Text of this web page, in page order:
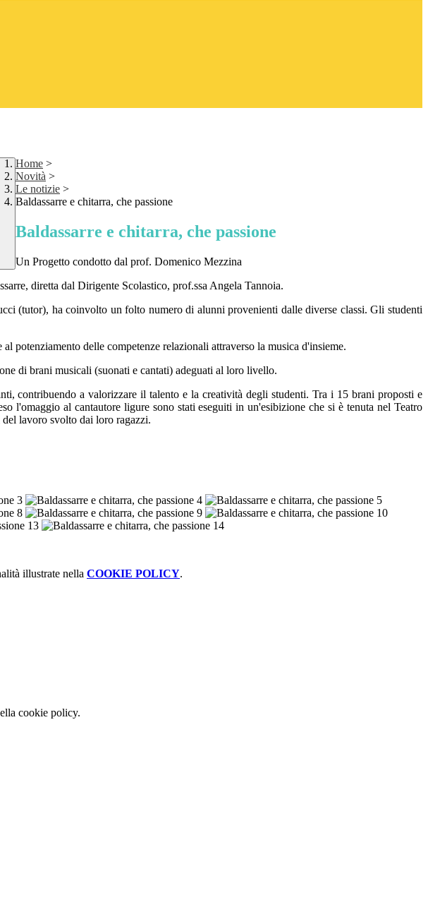
Home >
Novità >
Le notizie >
Baldassarre e chitarra, che passione
Baldassarre e chitarra, che passione
Un Progetto condotto dal prof. Domenico Mezzina
diretta dal Dirigente Scolastico, prof.ssa Angela Tannoia.
(tutor), ha coinvolto un folto numero di alunni provenienti dalle diverse classi. Gli studenti
potenziamento delle competenze relazionali attraverso la musica d'insieme.
di brani musicali (suonati e cantati) adeguati al loro livello.
contribuendo a valorizzare il talento e la creatività degli studenti. Tra i 15 brani proposti e
l'omaggio al cantautore ligure sono stati eseguiti in un'esibizione che si è tenuta nel Teatro
lavoro svolto dai loro ragazzi.
illustrate nella COOKIE POLICY.
cookie policy.